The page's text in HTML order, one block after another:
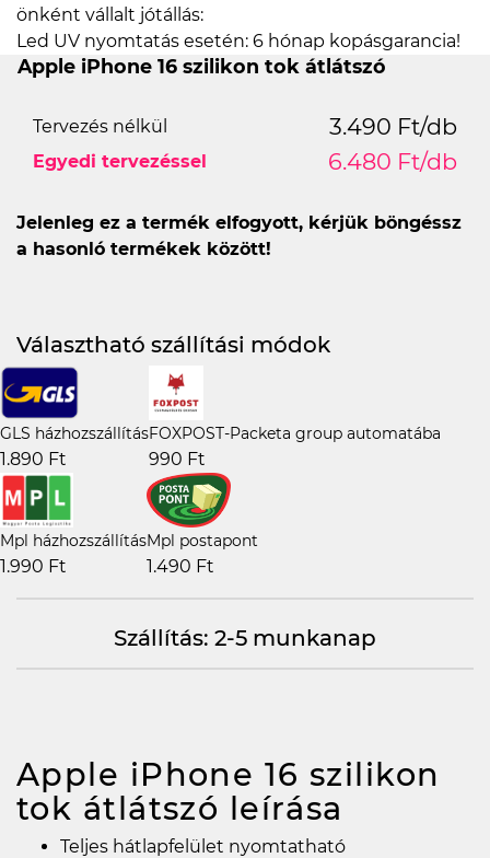
önként vállalt jótállás:
Led UV nyomtatás esetén: 6 hónap kopásgarancia!
Apple iPhone 16 szilikon tok átlátszó
Tervezés nélkül 3.490 Ft/db
Egyedi tervezéssel 6.480 Ft/db
Jelenleg ez a termék elfogyott, kérjük böngéssz
a hasonló termékek között!
Választható szállítási módok
GLS házhozszállítás
1.890 Ft
FOXPOST-Packeta group automatába
990 Ft
Mpl házhozszállítás
1.990 Ft
Mpl postapont
1.490 Ft
Szállítás: 2-5 munkanap
Apple iPhone 16 szilikon
tok átlátszó leírása
Teljes hátlapfelület nyomtatható